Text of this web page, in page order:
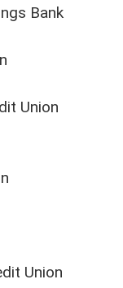
Bank
Union
Union